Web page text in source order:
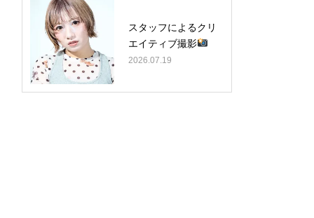
スタッフによるクリ
エイティブ撮影
2026.07.19